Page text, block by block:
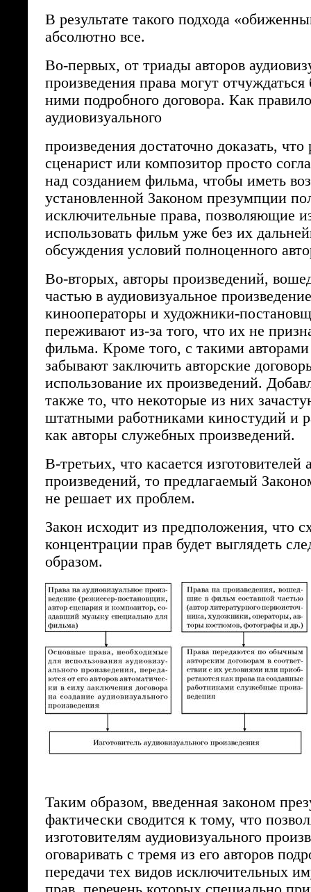
В результате такого подхода
абсолютно все.
Во-первых, от триады авторов
произведения права могут отчуждаться
ними подробного договора. Как
аудиовизуального
произведения достаточно доказать,
сценарист или композитор просто
над созданием фильма, чтобы иметь
установленной Законом презумпции
исключительные права, позволяющие
использовать фильм уже без их
обсуждения условий полноценного
Во-вторых, авторы произведений,
частью в аудиовизуальное
кинооператоры и художники-
переживают из-за того, что их не
фильма. Кроме того, с такими
забывают заключить авторские
использование их произведений.
также то, что некоторые из них
штатными работниками киностудий и
как авторы служебных произведений.
В-третьих, что касается изготовителей
произведений, то предлагаемый
не решает их проблем.
Закон исходит из предположения, что
концентрации прав будет выглядеть
образом.
Таким образом, введенная законом
фактически сводится к тому, что
изготовителям аудиовизуального
оговаривать с тремя из его авторов
передачи тех видов исключительных